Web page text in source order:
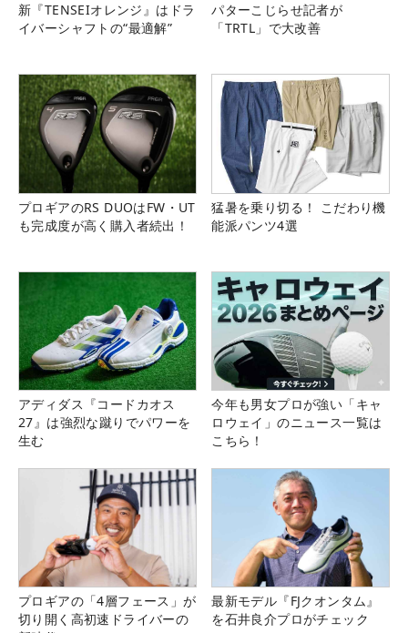
新『TENSEIオレンジ』はドラ
イバーシャフトの“最適解”
パターこじらせ記者が
「TRTL」で大改善
プロギアのRS DUOはFW・UT
も完成度が高く購入者続出！
猛暑を乗り切る！ こだわり機
能派パンツ4選
アディダス『コードカオス
27』は強烈な蹴りでパワーを
生む
今年も男女プロが強い「キャ
ロウェイ」のニュース一覧は
こちら！
プロギアの「4層フェース」が
切り開く高初速ドライバーの
最新モデル『FJクオンタム』
を石井良介プロがチェック